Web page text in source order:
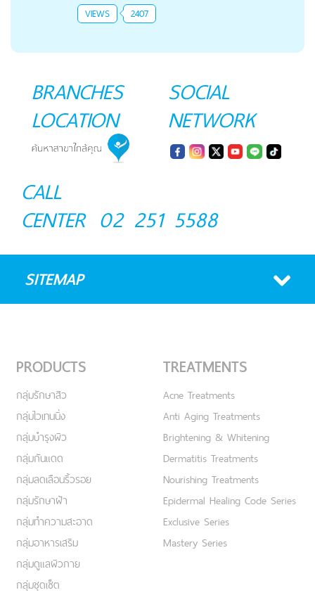
VIEWS 2407
BRANCHES
LOCATION
SOCIAL
NETWORK
CALL
CENTER 02 251 5588
SITEMAP
PRODUCTS
กลุ่มรักษาสิว
กลุ่มไวเทนนิ่ง
กลุ่มบำรุงผิว
กลุ่มกันแดด
กลุ่มลดเลือนริ้วรอย
กลุ่มรักษาฝ้า
กลุ่มทำความสะอาด
กลุ่มอาหารเสริม
กลุ่มดูแลผิวกาย
กลุ่มชุดเซ็ต
TREATMENTS
Acne Treatments
Anti Aging Treatments
Brightening & Whitening
Dermatitis Treatments
Nourishing Treatments
Epidermal Healing Code Series
Exclusive Series
Mastery Series